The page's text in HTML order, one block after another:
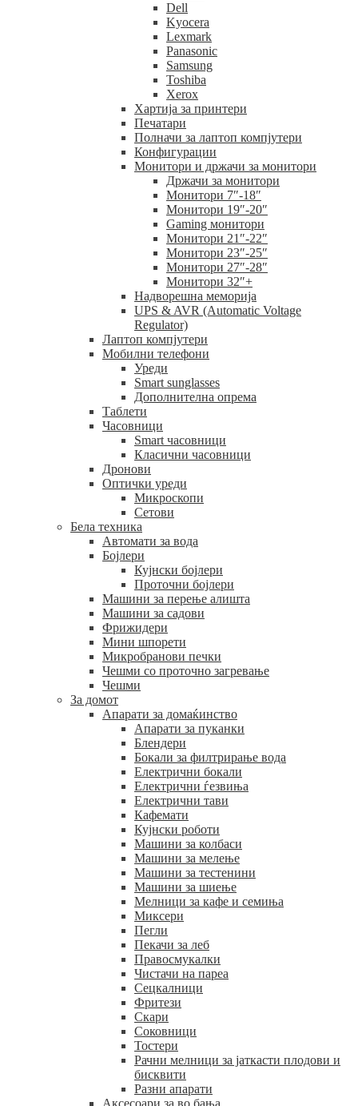
Dell
Kyocera
Lexmark
Panasonic
Samsung
Toshiba
Xerox
Хартија за принтери
Печатари
Полначи за лаптоп компјутери
Конфигурации
Монитори и држачи за монитори
Држачи за монитори
Монитори 7″-18″
Монитори 19″-20″
Gaming монитори
Монитори 21″-22″
Монитори 23″-25″
Монитори 27″-28″
Монитори 32″+
Надворешна меморија
UPS & AVR (Automatic Voltage
Regulator)
Лаптоп компјутери
Мобилни телефони
Уреди
Smart sunglasses
Дополнителна опрема
Таблети
Часовници
Smart часовници
Класични часовници
Дронови
Оптички уреди
Микроскопи
Сетови
Бела техника
Автомати за вода
Бојлери
Кујнски бојлери
Проточни бојлери
Машини за перење алишта
Машини за садови
Фрижидери
Мини шпорети
Микробранови печки
Чешми со проточно загревање
Чешми
За домот
Апарати за домаќинство
Апарати за пуканки
Блендери
Бокали за филтрирање вода
Електрични бокали
Електрични ѓезвиња
Електрични тави
Кафемати
Кујнски роботи
Машини за колбаси
Машини за мелење
Машини за тестенини
Машини за шиење
Мелници за кафе и семиња
Миксери
Пегли
Пекачи за леб
Правосмукалки
Чистачи на пареа
Сецкалници
Фритези
Скари
Соковници
Тостери
Рачни мелници за јаткасти плодови и
бисквити
Разни апарати
Аксесоари за во бања